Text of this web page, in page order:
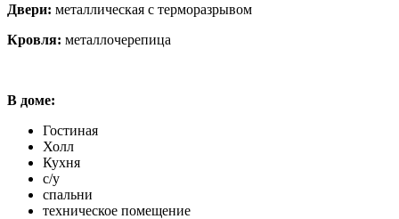
Двери: металлическая с терморазрывом
Кровля: металлочерепица
В доме:
Гостиная
Холл
Кухня
с/у
спальни
техническое помещение